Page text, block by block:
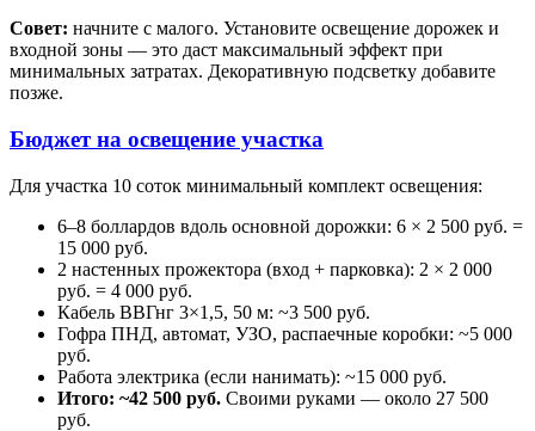
Совет: начните с малого. Установите освещение дорожек и
входной зоны — это даст максимальный эффект при
минимальных затратах. Декоративную подсветку добавите
позже.
Бюджет на освещение участка
Для участка 10 соток минимальный комплект освещения:
6–8 боллардов вдоль основной дорожки: 6 × 2 500 руб. =
15 000 руб.
2 настенных прожектора (вход + парковка): 2 × 2 000
руб. = 4 000 руб.
Кабель ВВГнг 3×1,5, 50 м: ~3 500 руб.
Гофра ПНД, автомат, УЗО, распаечные коробки: ~5 000
руб.
Работа электрика (если нанимать): ~15 000 руб.
Итого: ~42 500 руб. Своими руками — около 27 500
руб.